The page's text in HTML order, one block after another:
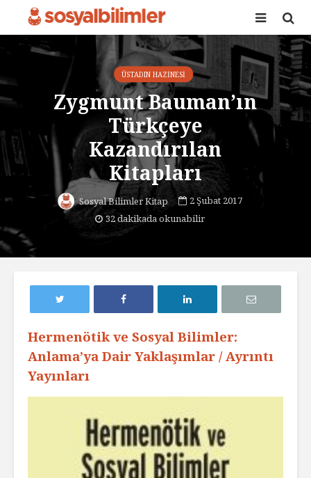
ÜSTADIN HAZINESI
Zygmunt Bauman’ın
Türkçeye
Kazandırılan
Kitapları
Sosyal Bilimler Kitap
2 Şubat 2017
32 dakikada okunabilir
Hermenötik ve Sosyal Bilimler:
Anlama’ya Dair Yaklaşımlar / Ayrıntı
Yayınları